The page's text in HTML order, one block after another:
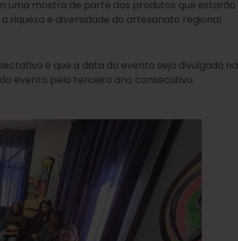
uma mostra de parte dos produtos que estarão
riqueza e diversidade do artesanato regional.
é que a data do evento seja divulgada na
evento pelo terceiro ano consecutivo.